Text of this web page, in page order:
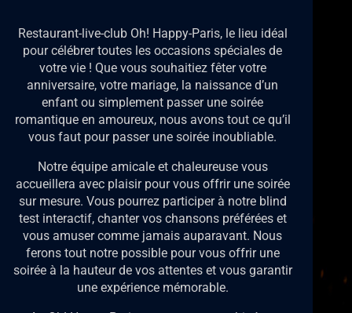
Restaurant-live-club Oh! Happy-Paris, le lieu idéal
pour célébrer toutes les occasions spéciales de
votre vie ! Que vous souhaitiez fêter votre
anniversaire, votre mariage, la naissance d’un
enfant ou simplement passer une soirée
romantique en amoureux, nous avons tout ce qu’il
vous faut pour passer une soirée inoubliable.
Notre équipe amicale et chaleureuse vous
accueillera avec plaisir pour vous offrir une soirée
sur mesure. Vous pourrez participer à notre blind
test interactif, chanter vos chansons préférées et
vous amuser comme jamais auparavant. Nous
ferons tout notre possible pour vous offrir une
soirée à la hauteur de vos attentes et vous garantir
une expérience mémorable.